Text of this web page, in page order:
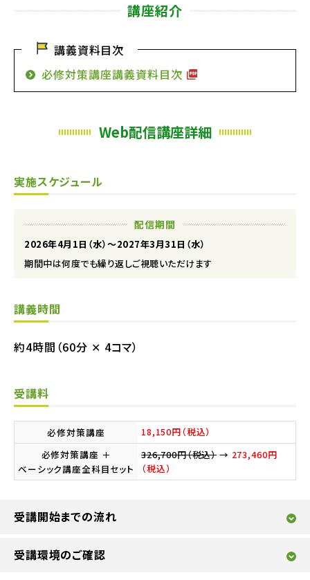
講座紹介
講義資料目次
必修対策講座講義資料目次
Web配信講座詳細
実施スケジュール
配信期間
2026年4月1日（水）〜2027年3月31日（水）
期間中は何度でも繰り返しご視聴いただけます
講義時間
約4時間（60分 ✕ 4コマ）
受講料
必修対策講座
18,150円（税込）
必修対策講座 ＋
ベーシック講座全科目セット
326,700円（税込） → 273,460円
（税込）
受講開始までの流れ
受講環境のご確認